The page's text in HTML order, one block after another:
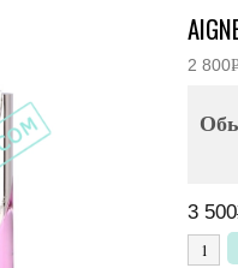
2 800Р
3 500